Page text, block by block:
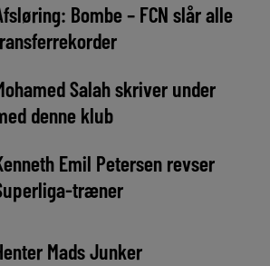
Bombe – FCN slår alle
Salah skriver under
denne klub
Emil Petersen revser
træner
Mads Junker